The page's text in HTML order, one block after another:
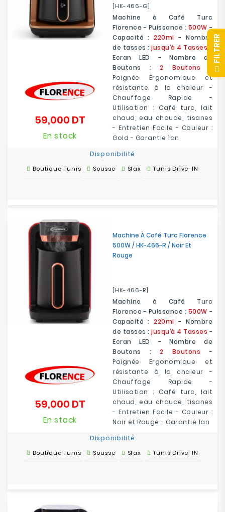
[HK-466-G]
Machine à Café Turc
Florence - Puissance : 500W -
Capacité :220ml - Nombre
de tasses : jusqu’à 4 Tasses
Ecran LED - Nombre de
Boutons :2 Boutons
Poignée Ergonomique et
résistante à la chaleur -
Chauffage Rapide -
Utilisation : Café turc, lait
chaud, eau chaude, tisanes
- Entretien Facile - Couleur :
Gold - Garantie 1an
59,000 DT
En stock
Disponibilité
Boutique Tunis Sousse Sfax Tunis Drive-IN
Machine À Café Turc Florence
500W / HK-466-R / Noir Et
Rouge
[HK-466-R]
Machine à Café Turc
Florence - Puissance : 500W -
Capacité :220ml - Nombre
de tasses : jusqu’à 4 Tasses -
Ecran LED - Nombre de
Boutons :2 Boutons
-
Poignée Ergonomique et
résistante à la chaleur -
Chauffage Rapide -
Utilisation : Café turc, lait
chaud, eau chaude, tisanes
- Entretien Facile - Couleur :
Noir et Rouge - Garantie 1an
59,000 DT
En stock
Disponibilité
Boutique Tunis Sousse Sfax Tunis Drive-IN
R